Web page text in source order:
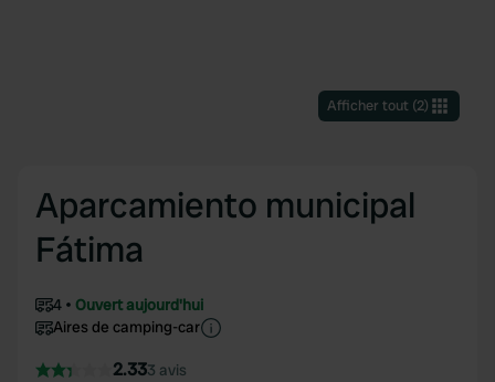
Afficher tout(2)
Aparcamiento municipal
Fátima
4
Ouvert aujourd'hui
Aires de camping-car
2.333 avis